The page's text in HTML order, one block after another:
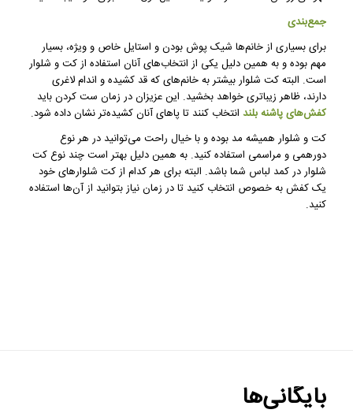
جمع‌بندی
برای بسیاری از خانم‌ها شیک پوش بودن و استایل خاص و ویژه، بسیار
مهم بوده و به همین دلیل یکی از انتخاب‌های آنان استفاده از کت و شلوار
است. البته کت شلوار بیشتر به خانم‌های که قد کشیده و اندام لاغری
دارند، ظاهر زیبا‌تری خواهد بخشید. این عزیزان در زمان ست کردن باید
کفش‌های پاشنه بلندانتخاب کنند تا پا‌های آنان کشیده‌تر نشان داده شود.
کت و شلوار همیشه مد بوده و با خیال راحت می‌توانید در هر نوع
دورهمی و مراسمی استفاده کنید. به همین دلیل بهتر است چند نوع کت
شلوار در کمد لباس شما باشد. البته برای هر کدام از کت شلوار‌های خود
یک کفش به خصوص انتخاب کنید تا در زمان نیاز بتوانید از آن‌ها استفاده
کنید.
بایگانی‌ها